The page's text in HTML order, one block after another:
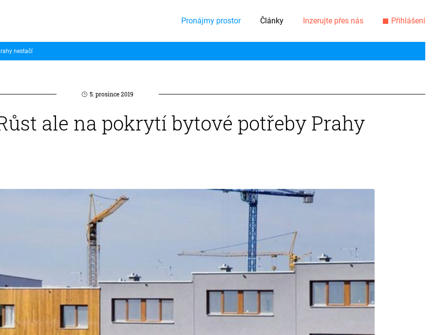
Pronájmy prostor Články Inzerujte přes nás Přihlášení
nestačí
5. prosince 2019
ale na pokrytí bytové potřeby Prahy